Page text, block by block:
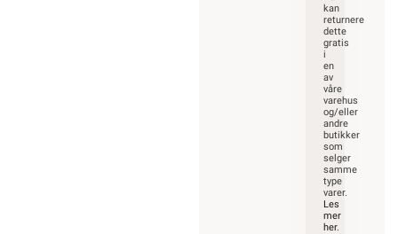
kan
returnere
dette
gratis
i
en
av
våre
varehus
og/eller
andre
butikker
som
selger
samme
type
varer.
Les
mer
her.